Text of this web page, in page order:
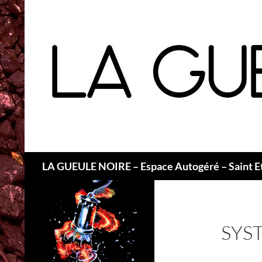
LA GUEULE NOIRE – Espace Autogéré – Saint